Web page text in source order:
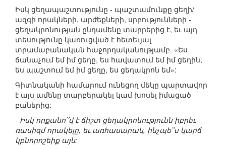
Իսկ ցեղապաշտությունը - պաշտամունքը ցեղի/
ազգի որակների, արժեքների, սրբությունների -
ցեղակրոնության ընդամենը տարրերից է, եւ այդ
տեսությունը կառուցված է հետեւյալ
տրամաբանական հաջորդականությամբ. «Ես
ճանաչում եմ իմ ցեղը, ես հավատում եմ իմ ցեղին,
ես պաշտում եմ իմ ցեղը, ես ցեղակրոն եմ»:
Գիտնականի համարում ունեցող մեկը պարտավոր
է այս ամենը տարբերակել կամ խոսել իմացած
բաներից:
- Իսկ որքանո՞վ է ճիշտ ցեղակրոնությունն իբրեւ
ռասիզմ որակելը, եւ առհասարակ, ինչպե՞ս կարճ
կբնորոշեիք այն: